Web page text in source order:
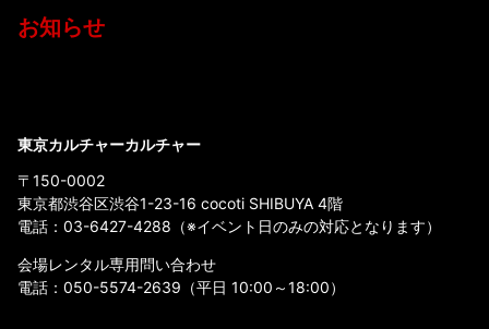
お知らせ
東京カルチャーカルチャー
〒150-0002
東京都渋谷区渋谷1-23-16 cocoti SHIBUYA 4階
電話： 03-6427-4288 （※イベント日のみの対応となります）
会場レンタル専用問い合わせ
電話： 050-5574-2639 （平日 10:00～18:00）